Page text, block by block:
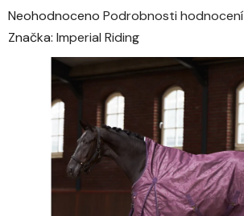
Průměrné
hodnocení
produktu
hvězdiček.
Neohodnoceno Podrobnosti hodnocení
Značka: Imperial Riding